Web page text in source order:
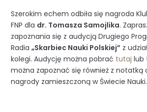
Szerokim echem odbiła się nagroda
FNP dla dr. Tomasza Samojlika.
zapoznania się z audycją Drugiego
Radia„Skarbiec Nauki Polskiej” z
kolegi. Audycję można pobrać tutaj lub
można zapoznać się również z notatką
nagrody zamieszczoną w Świecie Nauki.